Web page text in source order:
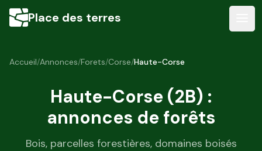
Place des terres
Accueil/Annonces/Forets/Corse/Haute-Corse
Haute-Corse (2B) :
annonces de forêts
Bois, parcelles forestières, domaines boisés